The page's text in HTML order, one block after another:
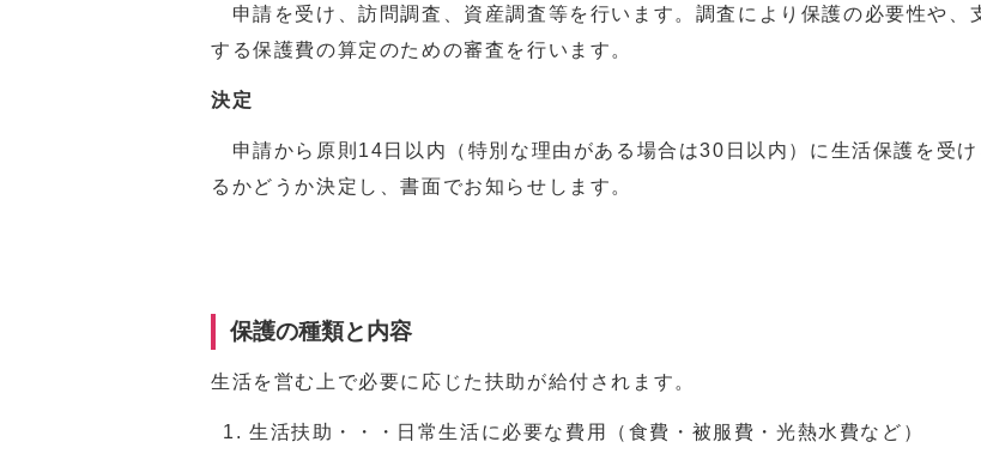
申請を受け、訪問調査、資産調査等を行います。調査により保護の必要性や、
する保護費の算定のための審査を行います。
決定
申請から原則14日以内（特別な理由がある場合は30日以内）に生活保護を受け
るかどうか決定し、書面でお知らせします。
保護の種類と内容
生活を営む上で必要に応じた扶助が給付されます。
生活扶助・・・日常生活に必要な費用（食費・被服費・光熱水費など）